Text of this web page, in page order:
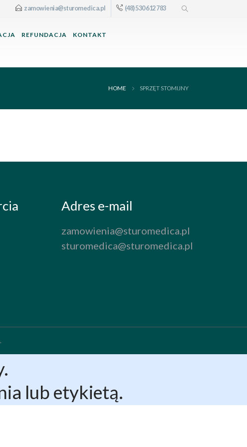
zamowienia@sturomedica.pl (48) 530 612 783
REFUNDACJA
KONTAKT
HOME SPRZĘT STOMIJNY
Adres e-mail
zamowienia@sturomedica.pl
sturomedica@sturomedica.pl
lub etykietą.